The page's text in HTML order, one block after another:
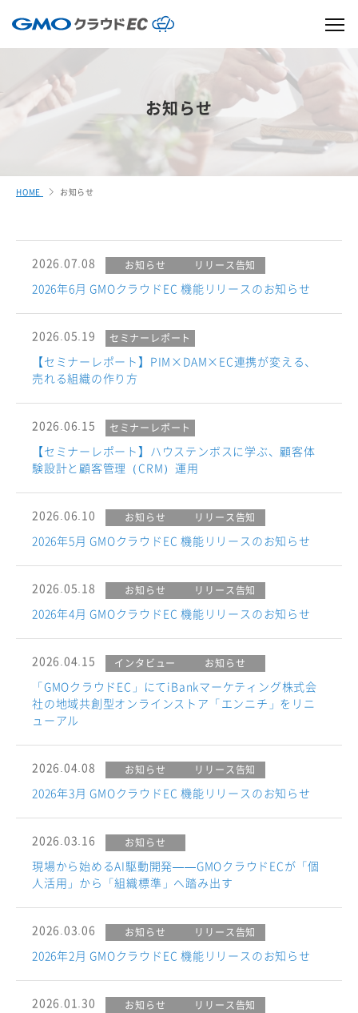
お知らせ
HOME お知らせ
2026.07.08 お知らせ リリース告知
2026年6月 GMOクラウドEC 機能リリースのお知らせ
2026.05.19 セミナーレポート
【セミナーレポート】PIM×DAM×EC連携が変える、
売れる組織の作り方
2026.06.15 セミナーレポート
【セミナーレポート】ハウステンボスに学ぶ、顧客体
験設計と顧客管理（CRM）運用
2026.06.10 お知らせ リリース告知
2026年5月 GMOクラウドEC 機能リリースのお知らせ
2026.05.18 お知らせ リリース告知
2026年4月 GMOクラウドEC 機能リリースのお知らせ
2026.04.15 インタビュー お知らせ
「GMOクラウドEC」にてiBankマーケティング株式会
社の地域共創型オンラインストア「エンニチ」をリニ
ューアル
2026.04.08 お知らせ リリース告知
2026年3月 GMOクラウドEC 機能リリースのお知らせ
2026.03.16 お知らせ
現場から始めるAI駆動開発——GMOクラウドECが「個
人活用」から「組織標準」へ踏み出す
2026.03.06 お知らせ リリース告知
2026年2月 GMOクラウドEC 機能リリースのお知らせ
2026.01.30 お知らせ リリース告知